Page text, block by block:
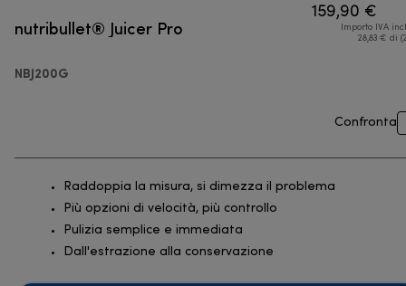
nutribullet® Juicer Pro
NBJ200G
159,90 €
Importo IVA
28,83 € di
Confronta
Raddoppia la misura, si dimezza il problema
Più opzioni di velocità, più controllo
Pulizia semplice e immediata
Dall'estrazione alla conservazione